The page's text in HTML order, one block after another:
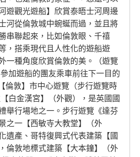
遊觀光遊船】欣賞泰晤士河周邊
河從倫敦城中蜿蜒而過，並且將
串聯起來，比如倫敦眼、千禧
，搭乘現代且人性化的遊船遊
一種角度欣賞倫敦的美。（遊覽
加遊船的團友乘車前往下一目的
倫敦】市中心遊覽（步行遊覽時
白金漢宮】（外觀），是英國國
舉行場地之一。步行遊覽《達芬
之一【西敏寺大教堂】（外
遺產、哥特復興式代表建築【國
倫敦地標式建築【大本鐘】（外